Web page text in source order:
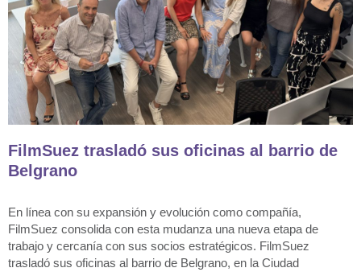
FilmSuez trasladó sus oficinas al barrio de
Belgrano
En línea con su expansión y evolución como compañía,
FilmSuez consolida con esta mudanza una nueva etapa de
trabajo y cercanía con sus socios estratégicos. FilmSuez
trasladó sus oficinas al barrio de Belgrano, en la Ciudad